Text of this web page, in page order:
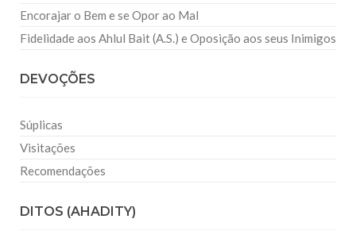
Encorajar o Bem e se Opor ao Mal
Fidelidade aos Ahlul Bait (A.S.) e Oposição aos seus Inimigos
DEVOÇÕES
Súplicas
Visitações
Recomendações
DITOS (AHADITY)